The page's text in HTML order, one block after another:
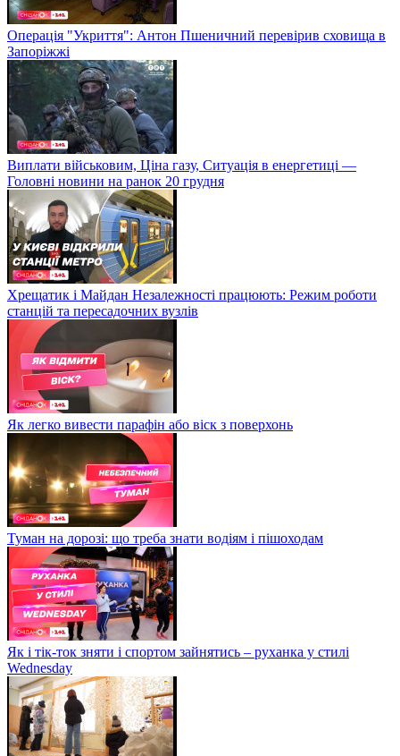
Операція "Укриття": Антон Пшеничний перевірив сховища в
Запоріжжі
Виплати військовим, Ціна газу, Ситуація в енергетиці —
Головні новини на ранок 20 грудня
Хрещатик і Майдан Незалежності працюють: Режим роботи
станцій та пересадочних вузлів
Як легко вивести парафін або віск з поверхонь
Туман на дорозі: що треба знати водіям і пішоходам
Як і тік-ток зняти і спортом зайнятись – руханка у стилі
Wednesday